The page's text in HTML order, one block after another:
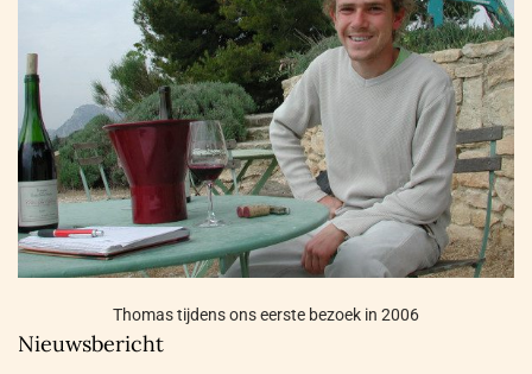
Thomas tijdens ons eerste bezoek in 2006
Nieuwsbericht